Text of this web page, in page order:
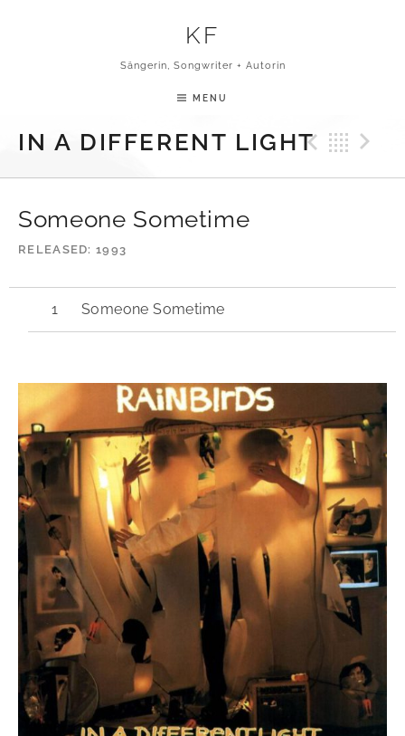
KF
Sängerin, Songwriter + Autorin
MENU
IN A DIFFERENT LIGHT
Someone Sometime
RELEASED 1993
Someone Sometime